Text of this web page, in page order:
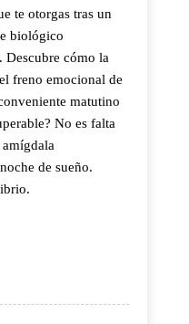
te otorgas tras un
biológico
Descubre cómo la
freno emocional de
matutino
No es falta
de sueño.